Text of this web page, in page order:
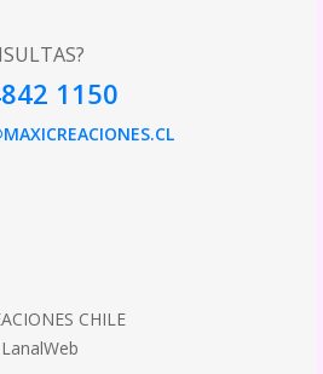
1150
CHILE
LanalWeb